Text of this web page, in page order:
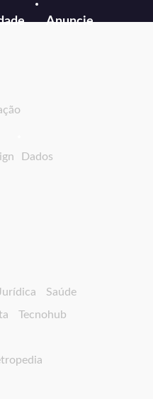
Anuncie
Dados
Saúde
Tecnohub